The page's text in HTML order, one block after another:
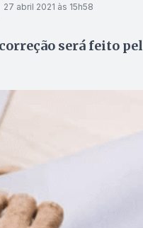
27 abril 2021 às 15h58
será feito